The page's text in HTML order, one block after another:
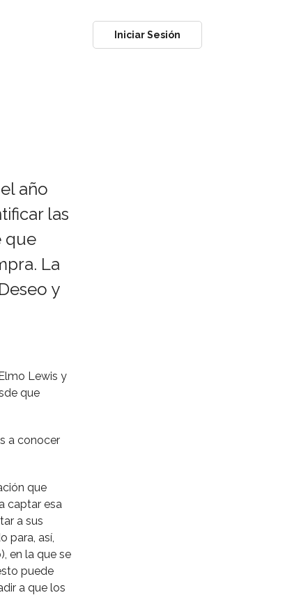
Iniciar Sesión
año
las
que
La
y
Lewis y
que
a conocer
que
captar esa
a sus
para, así,
en la que se
puede
a que los